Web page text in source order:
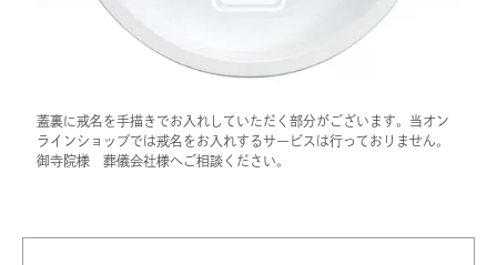
蓋裏に戒名を手描きでお入れしていただく部分がございます。当オン
ラインショップでは戒名をお入れするサービスは行っておりません。
御寺院様 葬儀会社様へご相談ください。